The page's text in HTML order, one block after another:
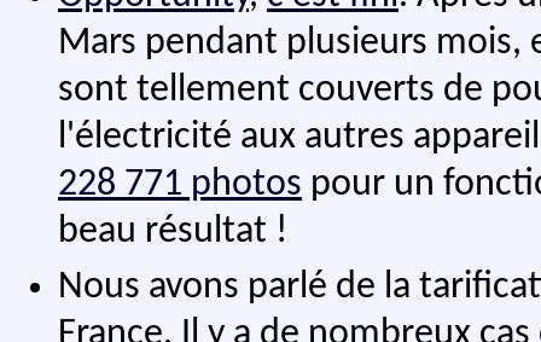
Mars pendant plusieurs
sont tellement couverts de
l'électricité aux autres
228 771 photos pour un
beau résultat !
Nous avons parlé de la